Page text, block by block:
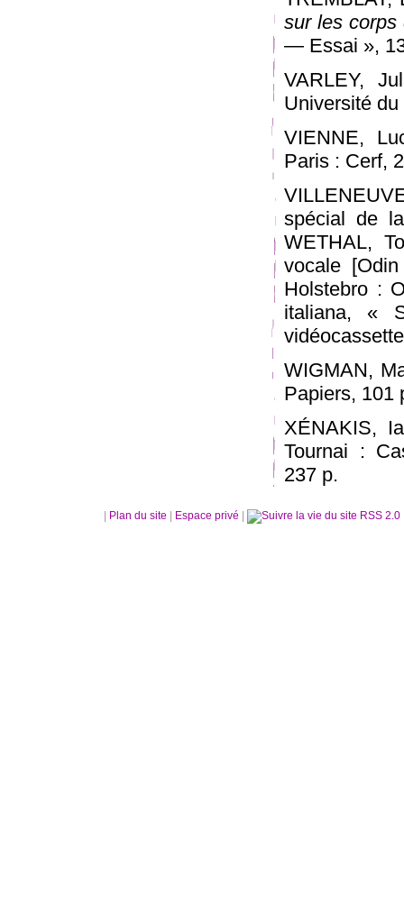
sur les corps
— Essai »,
VARLEY,
Université
VIENNE,
Paris : Cerf,
spécial de
WETHAL,
vocale
Holstebro :
italiana, «
WIGMAN,
Papiers, 101
XÉNAKIS,
Tournai :
237 p.
Plan du site Espace privé RSS 2.0